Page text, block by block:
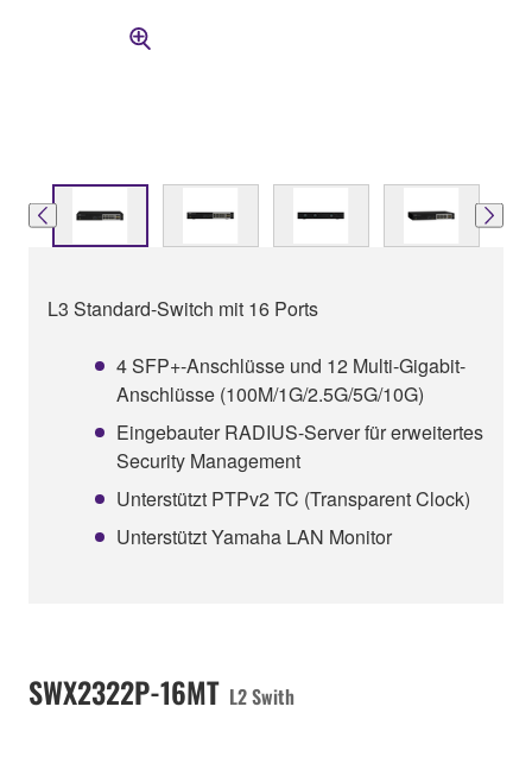
L3 Standard-Switch mit 16 Ports
4 SFP+-Anschlüsse und 12 Multi-Gigabit-
Anschlüsse (100M/1G/2.5G/5G/10G)
Eingebauter RADIUS-Server für erweitertes
Security Management
Unterstützt PTPv2 TC (Transparent Clock)
Unterstützt Yamaha LAN Monitor
SWX2322P-16MT L2 Swith